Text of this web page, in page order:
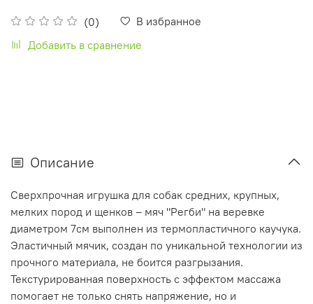
(0)
В избранное
Добавить в сравнение
Описание
Сверхпрочная игрушка для собак средних, крупных,
мелких пород и щенков – мяч "Регби" на веревке
диаметром 7см выполнен из термопластичного каучука.
Эластичный мячик, создан по уникальной технологии из
прочного материала, не боится разгрызания.
Текстурированная поверхность с эффектом массажа
помогает не только снять напряжение, но и